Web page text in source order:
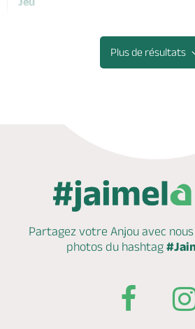
Plus de résultats
Partagez votre Anjou avec
photos du hashtag